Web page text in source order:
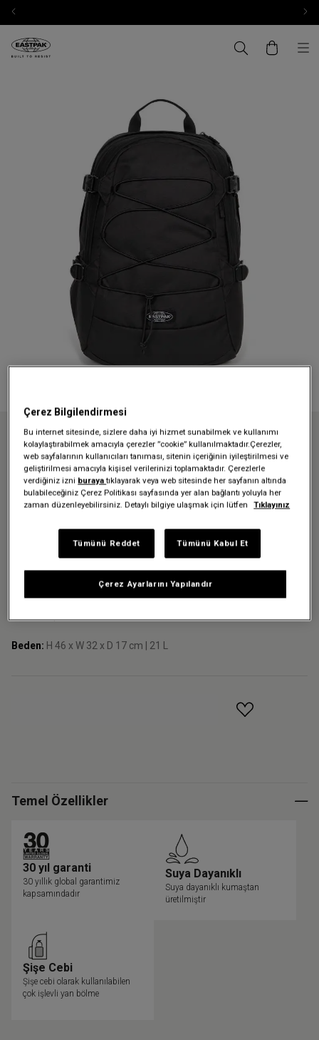
Anasayfa Sırt Çantaları
Okul çantaları
GERYS CS MONO BLACK2 SIRT ÇANTASI
Üzgünüz - bu ürün artık
mevcut değil
GERYS CS MONO BLACK2 SIRT
Beden: H 46 x W 32 x D 17 cm | 21 L
Temel Özellikler
30 yıl garanti
30 yıllık global garantimiz
kapsamındadır
Suya Dayanıklı
Suya dayanıklı kumaştan
üretilmiştir
Şişe Cebi
Şişe cebi olarak kullanılabilen
çok işlevli yan bölme
Çerez Bilgilendirmesi
Bu internet sitesinde, sizlere daha iyi hizmet sunabilmek ve kullanımı
kolaylaştırabilmek amacıyla çerezler ”cookie” kullanılmaktadır.Çerezler,
web sayfalarının kullanıcıları tanıması, sitenin içeriğinin iyileştirilmesi ve
geliştirilmesi amacıyla kişisel verilerinizi toplamaktadır. Çerezlerle
verdiğiniz izni burayatıklayarak veya web sitesinde her sayfanın altında
bulabileceğiniz Çerez Politikası sayfasında yer alan bağlantı yoluyla her
zaman düzenleyebilirsiniz. Detaylı bilgiye ulaşmak için lütfen
Tıklayınız
Çerez Ayarlarını Yapılandır
Tümünü Reddet Tümünü Kabul Et